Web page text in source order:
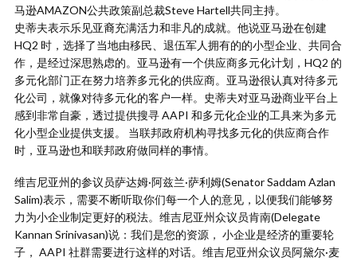
马逊AMAZON公共政策副总裁Steve Hartell共同主持。
史蒂夫表示乐见亚裔充满活力和非凡的成就。他说亚马逊在创建
HQ2 时，选择了当地由移民、退伍军人拥有的的小型企业、共同合
作，是经过深思熟虑的。亚马逊有一个供应商多元化计划，HQ2 的
多元化部门正在努力培养多元化的供应商。亚马逊很认真对待多元
化公司，就像对待多元化的客户一样。史蒂夫对亚马逊商业平台上
感到非常自豪，透过提供搜寻 AAPI 和多元化企业的工具来为多元
化小型企业提供支援。 当联邦政府机构寻找多元化的供应商合作
时，亚马逊也和联邦政府做同样的事情。
维吉尼亚州的参议员萨达姆·阿兹兰·萨利姆(Senator Saddam Azlan
Salim)表示，需要不断听取你们每一个人的意见，以便我们能够努
力为小企业制定更好的税法。维吉尼亚州众议员肯南(Delegate
Kannan Srinivasan)说：我们是您的资源， 小企业是经济的重要轮
子， AAPI 社群需要进行这样的对话。维吉尼亚州众议员阿黛尔·麦